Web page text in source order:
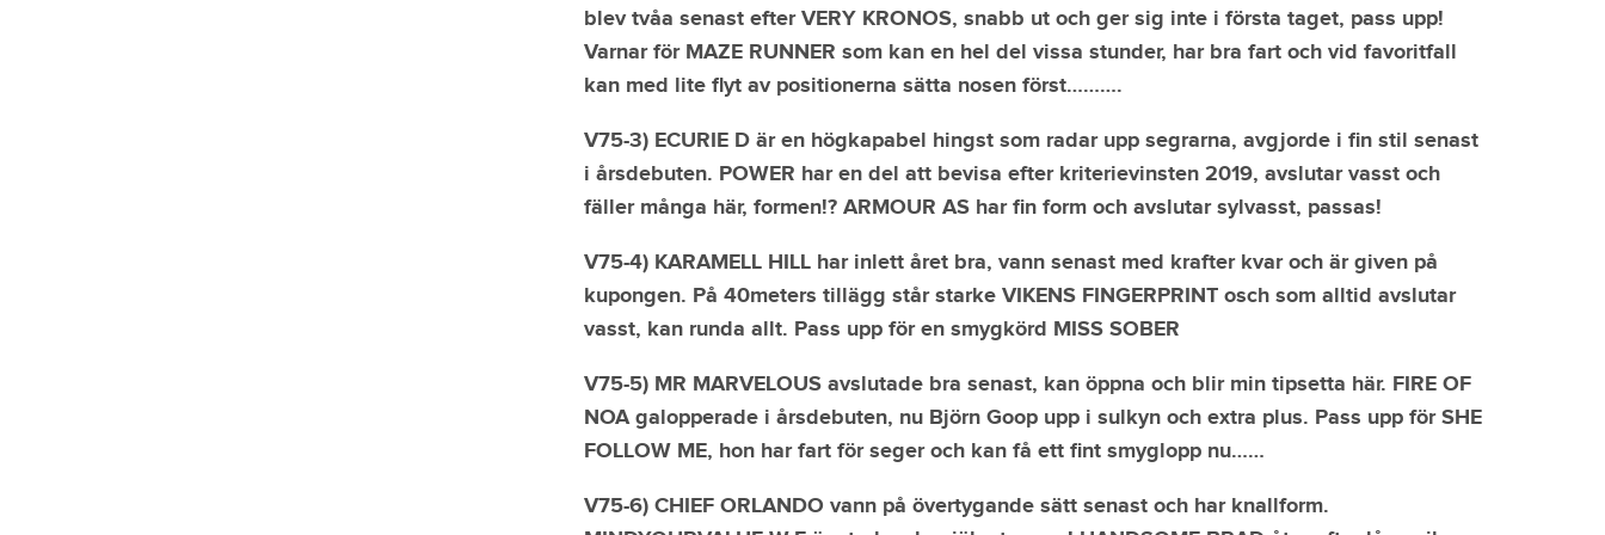
blev tvåa senast efter VERY KRONOS, snabb ut och ger sig inte i första taget, pass upp!
Varnar för MAZE RUNNER som kan en hel del vissa stunder, har bra fart och vid favoritfall
kan med lite flyt av positionerna sätta nosen först……….
V75-3) ECURIE D är en högkapabel hingst som radar upp segrarna, avgjorde i fin stil senast
i årsdebuten. POWER har en del att bevisa efter kriterievinsten 2019, avslutar vasst och
fäller många här, formen!? ARMOUR AS har fin form och avslutar sylvasst, passas!
V75-4) KARAMELL HILL har inlett året bra, vann senast med krafter kvar och är given på
kupongen. På 40meters tillägg står starke VIKENS FINGERPRINT osch som alltid avslutar
vasst, kan runda allt. Pass upp för en smygkörd MISS SOBER
V75-5) MR MARVELOUS avslutade bra senast, kan öppna och blir min tipsetta här. FIRE OF
NOA galopperade i årsdebuten, nu Björn Goop upp i sulkyn och extra plus. Pass upp för SHE
FOLLOW ME, hon har fart för seger och kan få ett fint smyglopp nu……
V75-6) CHIEF ORLANDO vann på övertygande sätt senast och har knallform.